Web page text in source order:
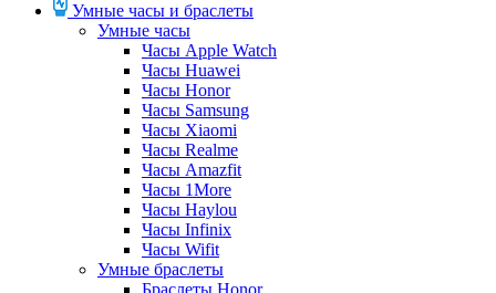
Умные часы и браслеты
Умные часы
Часы Apple Watch
Часы Huawei
Часы Honor
Часы Samsung
Часы Xiaomi
Часы Realme
Часы Amazfit
Часы 1More
Часы Haylou
Часы Infinix
Часы Wifit
Умные браслеты
Браслеты Honor